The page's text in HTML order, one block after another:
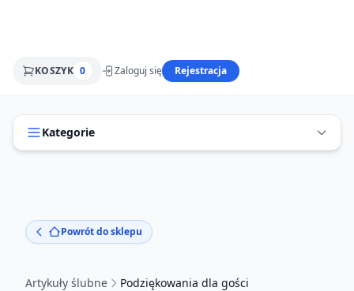
KOSZYK 0 Zaloguj się Rejestracja
Kategorie
Powrót do sklepu
Artykuły ślubne Podziękowania dla gości